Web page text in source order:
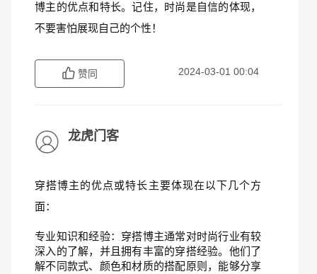
博主的优点和特长。记住，时尚是自信的体现，
不要害怕展现自己的个性！
赞同 2024-03-01 00:04
龙虎门客
穿搭博主的优点或特长主要体现在以下几个方
面：
专业知识和经验：穿搭博主通常对时尚行业有较
深入的了解，并且拥有丰富的穿搭经验。他们了
解不同款式、颜色和材质的搭配原则，能够分享